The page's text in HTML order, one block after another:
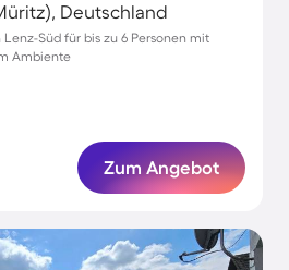
Deutschland
Süd für bis zu 6 Personen mit
Ambiente
Zum Angebot